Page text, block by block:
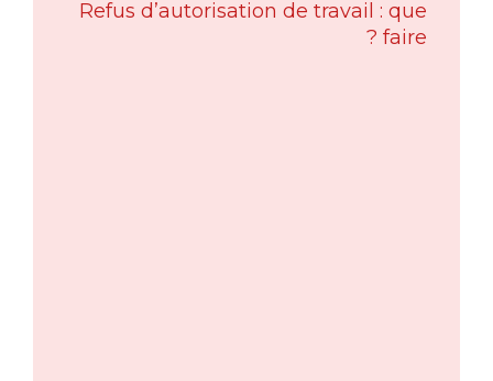
Refus d’autorisation de travail : que
faire ?